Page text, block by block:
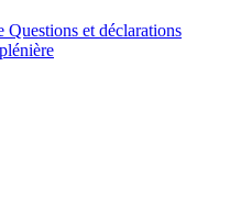
Questions et déclarations